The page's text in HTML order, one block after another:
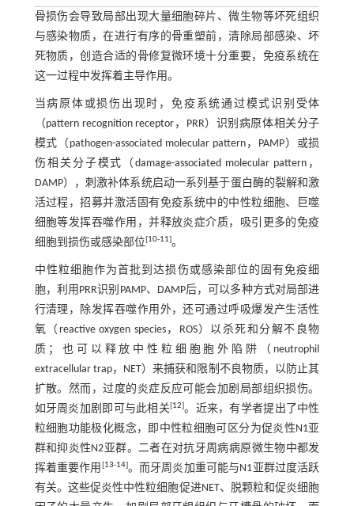
骨损伤会导致局部出现大量细胞碎片、微生物等坏死组织
与感染物质，在进行有序的骨重塑前，清除局部感染、坏
死物质，创造合适的骨修复微环境十分重要，免疫系统在
这一过程中发挥着主导作用。
当病原体或损伤出现时，免疫系统通过模式识别受体
（pattern recognition receptor，PRR）识别病原体相关分子
模式（pathogen-associated molecular pattern，PAMP）或损
伤相关分子模式（damage-associated molecular pattern，
DAMP），刺激补体系统启动一系列基于蛋白酶的裂解和激
活过程，招募并激活固有免疫系统中的中性粒细胞、巨噬
细胞等发挥吞噬作用，并释放炎症介质，吸引更多的免疫
细胞到损伤或感染部位[10-11]。
中性粒细胞作为首批到达损伤或感染部位的固有免疫细
胞，利用PRR识别PAMP、DAMP后，可以多种方式对局部进
行清理，除发挥吞噬作用外，还可通过呼吸爆发产生活性
氧（reactive oxygen species，ROS）以杀死和分解不良物
质；也可以释放中性粒细胞胞外陷阱（neutrophil
extracellular trap，NET）来捕获和限制不良物质，以防止其
扩散。然而，过度的炎症反应可能会加剧局部组织损伤。
如牙周炎加剧即可与此相关[12]。近来，有学者提出了中性
粒细胞功能极化概念，即中性粒细胞可区分为促炎性N1亚
群和抑炎性N2亚群。二者在对抗牙周病病原微生物中都发
挥着重要作用 [13-14]。而牙周炎加重可能与N1亚群过度活跃
有关。这些促炎性中性粒细胞促进NET、脱颗粒和促炎细胞